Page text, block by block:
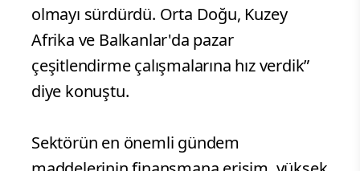
olmayı sürdürdü. Orta Doğu, Kuzey
Afrika ve Balkanlar'da pazar
çeşitlendirme çalışmalarına hız verdik”
diye konuştu.
Sektörün en önemli gündem